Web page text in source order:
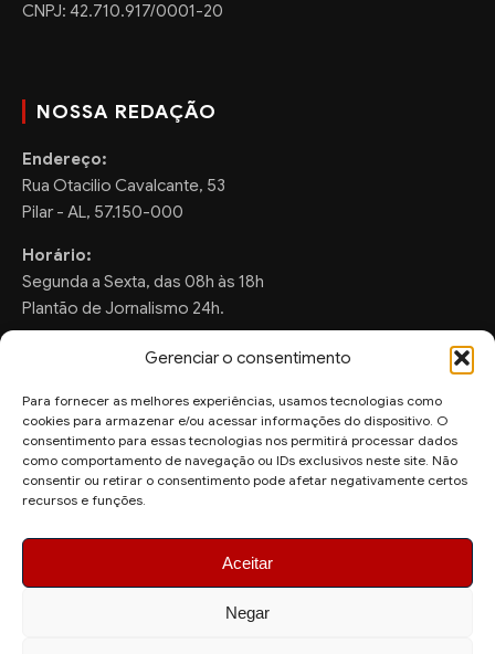
Gerenciar o consentimento
Para fornecer as melhores experiências, usamos tecnologias como
cookies para armazenar e/ou acessar informações do dispositivo. O
consentimento para essas tecnologias nos permitirá processar dados
como comportamento de navegação ou IDs exclusivos neste site. Não
consentir ou retirar o consentimento pode afetar negativamente certos
recursos e funções.
Aceitar
Negar
CNPJ: 42.710.917/0001-20
NOSSA REDAÇÃO
Endereço:
Rua Otacilio Cavalcante, 53
Pilar - AL, 57.150-000
Horário:
Segunda a Sexta, das 08h às 18h
Plantão de Jornalismo 24h.
FALE CONOSCO
Sugestões de Pauta:
ronaldo.valentim150@gmail.com